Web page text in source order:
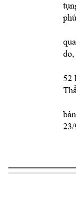
do,
52
bản